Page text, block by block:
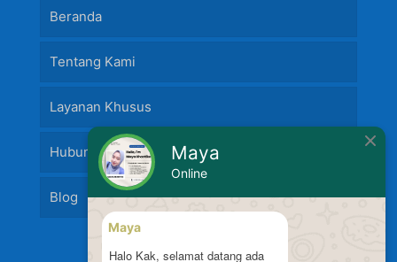
Beranda
Tentang Kami
Layanan Khusus
Hubungi Kami
Blog
Maya
Online
Maya
Halo Kak, selamat datang ada